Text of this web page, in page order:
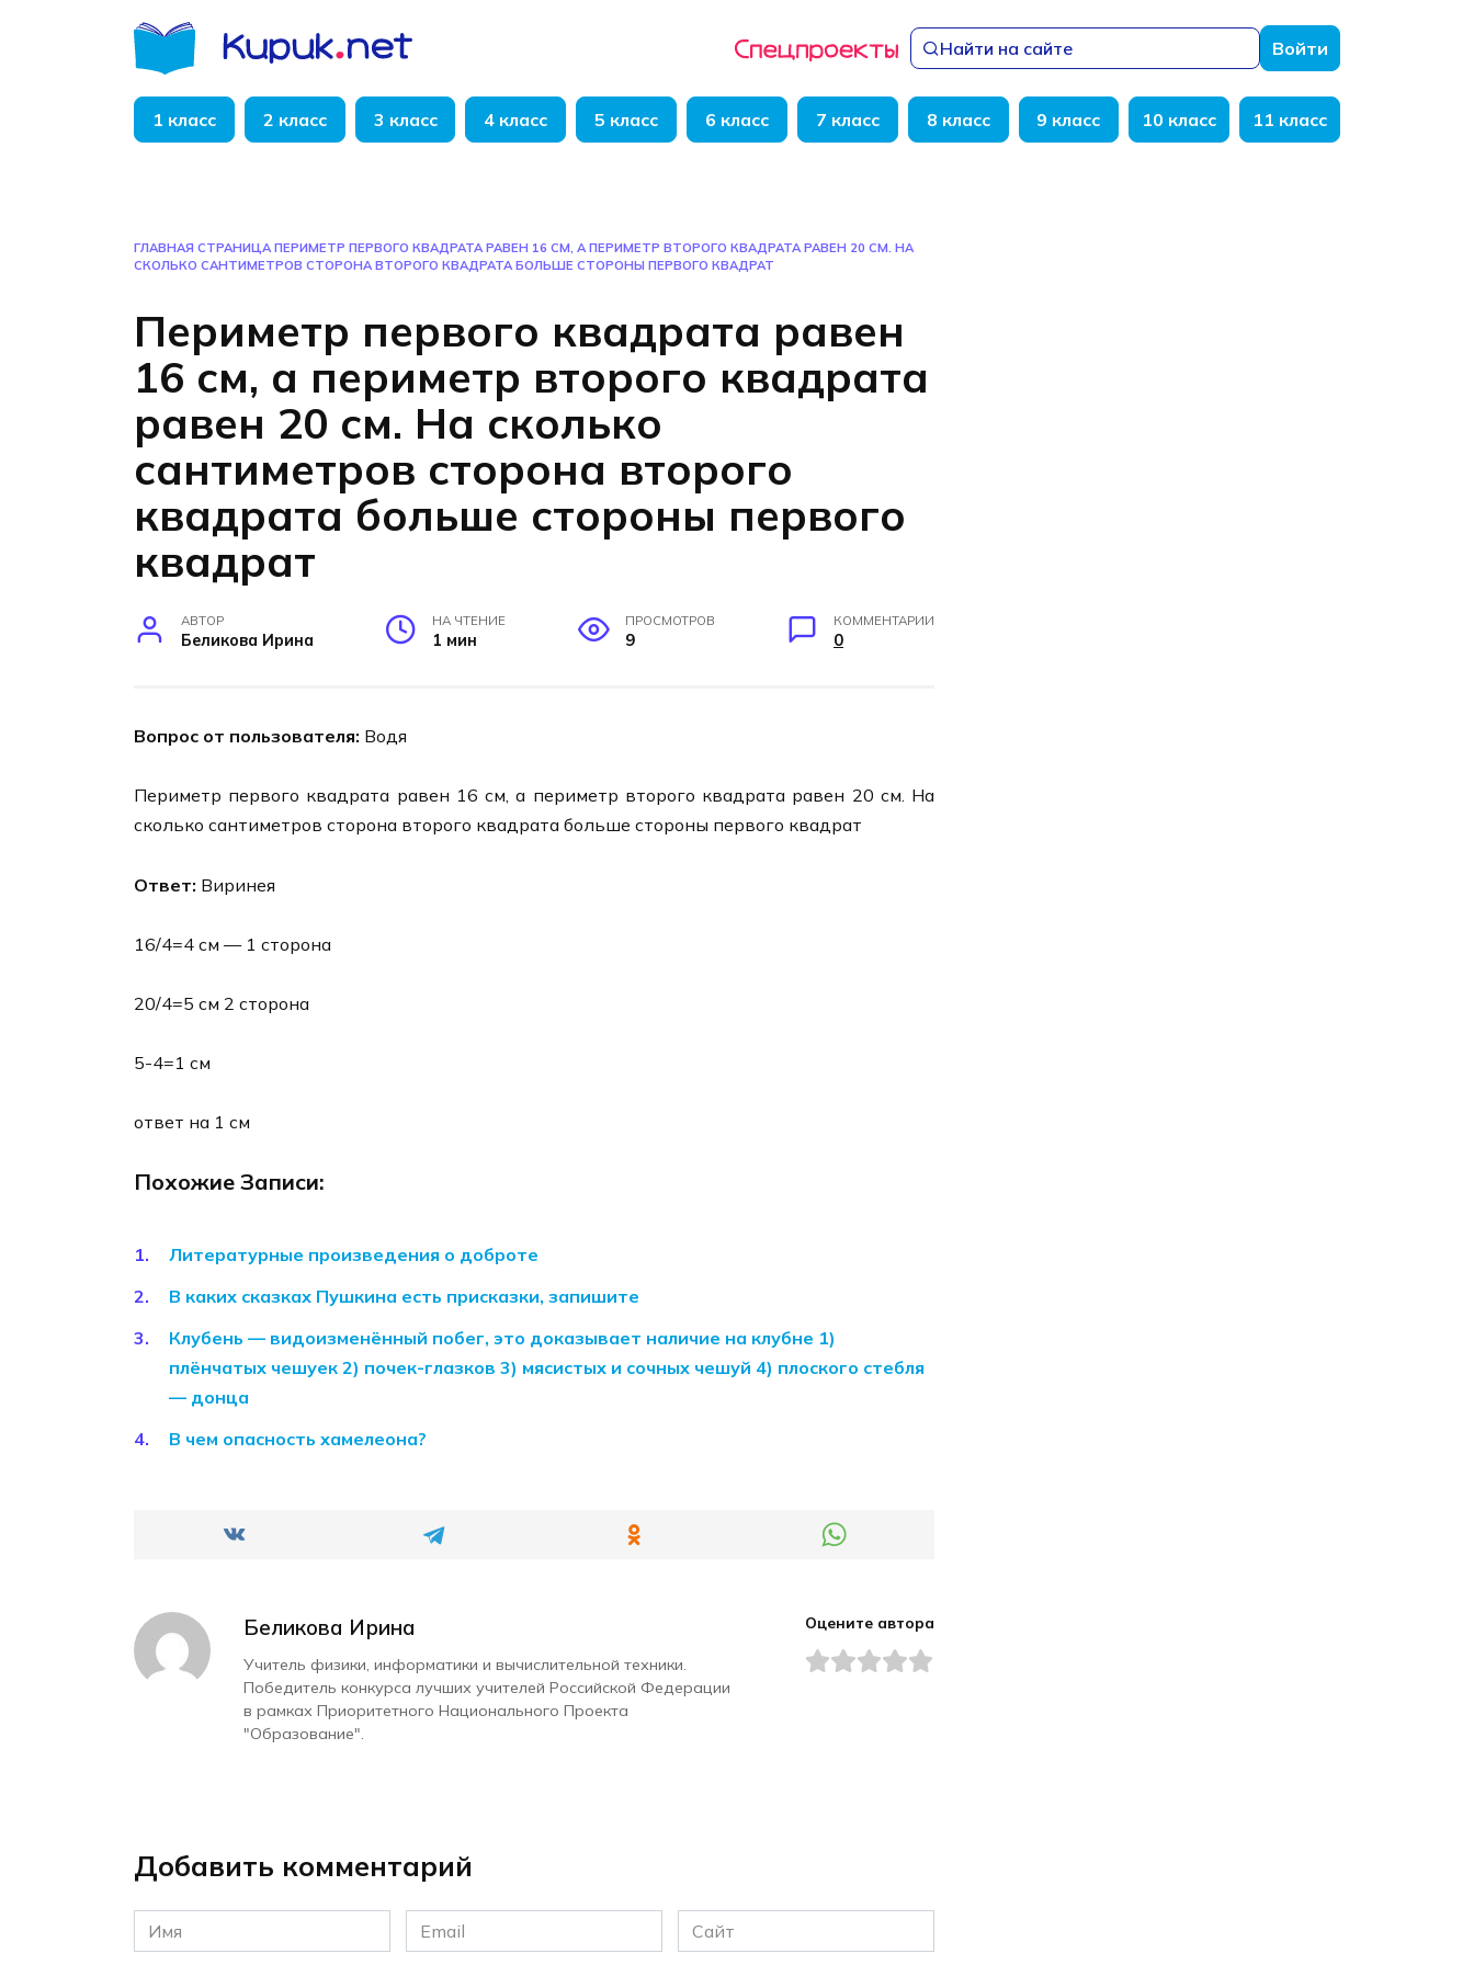
Найти на сайте Войти
1 класс 2 класс 3 класс 4 класс 5 класс 6 класс 7 класс 8 класс 9 класс 10 класс 11 класс
ГЛАВНАЯ СТРАНИЦА ПЕРИМЕТР ПЕРВОГО КВАДРАТА РАВЕН 16 СМ, А ПЕРИМЕТР ВТОРОГО КВАДРАТА РАВЕН 20 СМ. НА
СКОЛЬКО САНТИМЕТРОВ СТОРОНА ВТОРОГО КВАДРАТА БОЛЬШЕ СТОРОНЫ ПЕРВОГО КВАДРАТ
Периметр первого квадрата равен
16 см, а периметр второго квадрата
равен 20 см. На сколько
сантиметров сторона второго
квадрата больше стороны первого
квадрат
АВТОР
Беликова Ирина
НА ЧТЕНИЕ
1 мин
ПРОСМОТРОВ
9
КОММЕНТАРИИ
0
Вопрос от пользователя: Водя
Периметр первого квадрата равен 16 см, а периметр второго квадрата равен 20 см. На
сколько сантиметров сторона второго квадрата больше стороны первого квадрат
Ответ: Виринея
16/4=4 см — 1 сторона
20/4=5 см 2 сторона
5-4=1 см
ответ на 1 см
Похожие Записи:
Литературные произведения о доброте
В каких сказках Пушкина есть присказки, запишите
Клубень — видоизменённый побег, это доказывает наличие на клубне 1)
плёнчатых чешуек 2) почек-глазков 3) мясистых и сочных чешуй 4) плоского стебля
— донца
В чем опасность хамелеона?
Беликова Ирина
Учитель физики, информатики и вычислительной техники.
Победитель конкурса лучших учителей Российской Федерации
в рамках Приоритетного Национального Проекта
"Образование".
Оцените автора
Добавить комментарий
Имя
*
Email
*
Сайт